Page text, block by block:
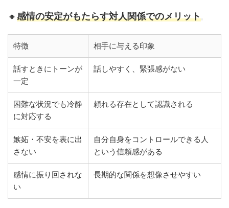
🔸感情の安定がもたらす対人関係でのメリット
特徴 相手に与える印象
話すときにトーンが
一定
話しやすく、緊張感がない
困難な状況でも冷静
に対応する
頼れる存在として認識される
嫉妬・不安を表に出
さない
自分自身をコントロールできる人
という信頼感がある
感情に振り回されな
い
長期的な関係を想像させやすい